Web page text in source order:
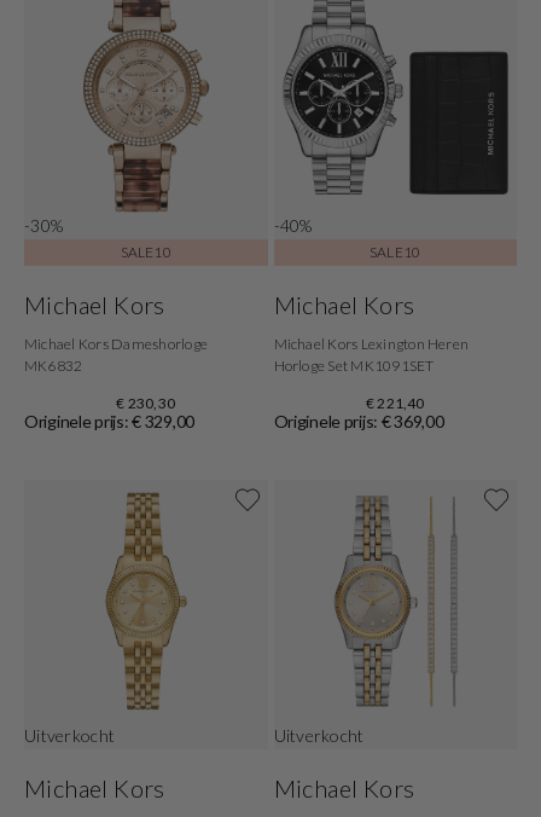
-30%
SALE10
Michael Kors
Michael Kors Dameshorloge
MK6832
€ 230,30
Originele prijs: € 329,00
-40%
SALE10
Michael Kors
Michael Kors Lexington Heren
Horloge Set MK1091SET
€ 221,40
Originele prijs: € 369,00
Uitverkocht
Michael Kors
Uitverkocht
Michael Kors